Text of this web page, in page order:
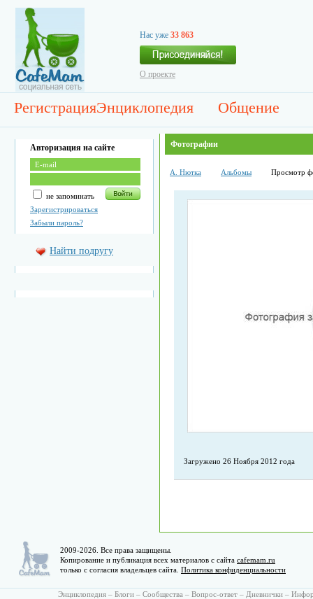
Нас уже 33 863
О проекте
РегистрацияЭнциклопедия Общение
Авторизация на сайте
не запоминать
Зарегистрироваться
Забыли пароль?
Найти подругу
Фотографии
А. Нютка Альбомы Просмотр
Загружено 26 Ноября 2012 года
2009-2026. Все права защищены.
Копирование и публикация всех материалов с сайта cafemam.ru
только с согласия владельцев сайта. Политика конфиденциальности
Энциклопедия – Блоги – Сообщества – Вопрос-ответ – Дневнички –